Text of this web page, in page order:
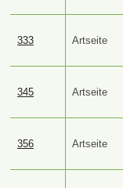
333 Artseite
345 Artseite
356 Artseite